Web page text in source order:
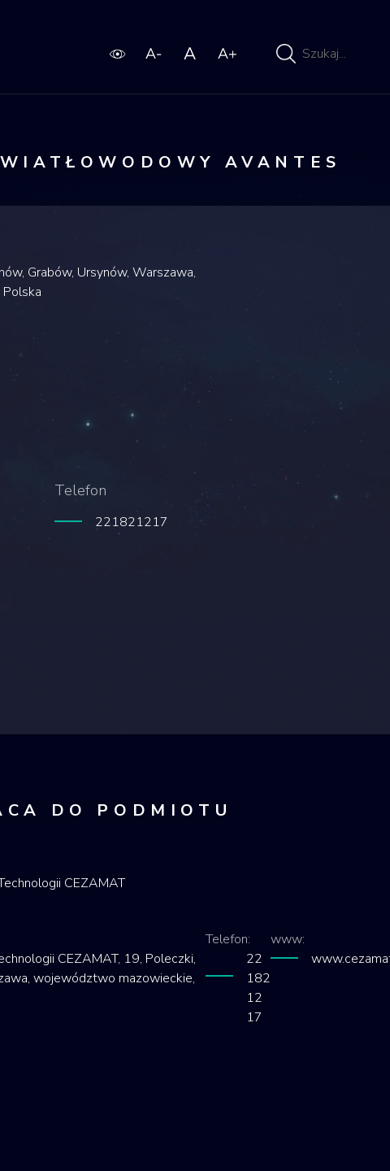
Wpisz
AVANTES
Grabów, Ursynów, Warszawa,
Telefon
221821217
DO PODMIOTU
CEZAMAT
CEZAMAT, 19, Poleczki,
województwo mazowieckie,
Telefon:
22
182
12
17
www: